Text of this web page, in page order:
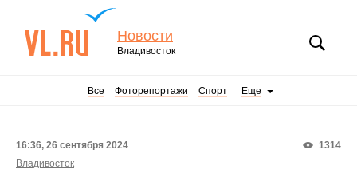
Новости
Владивосток
Все Фоторепортажи Спорт Еще
1314
16:36, 26 сентября 2024
Владивосток